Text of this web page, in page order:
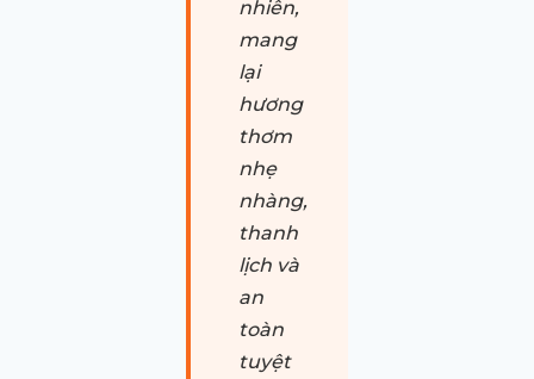
nhiên,
mang
lại
hương
thơm
nhẹ
nhàng,
thanh
lịch và
an
toàn
tuyệt